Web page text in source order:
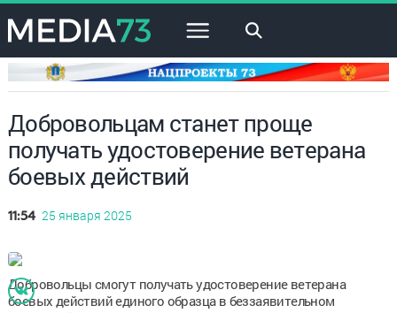
×
Добровольцам станет проще
получать удостоверение ветерана
боевых действий
11:54 25 января 2025
Добровольцы смогут получать удостоверение ветерана
боевых действий единого образца в беззаявительном